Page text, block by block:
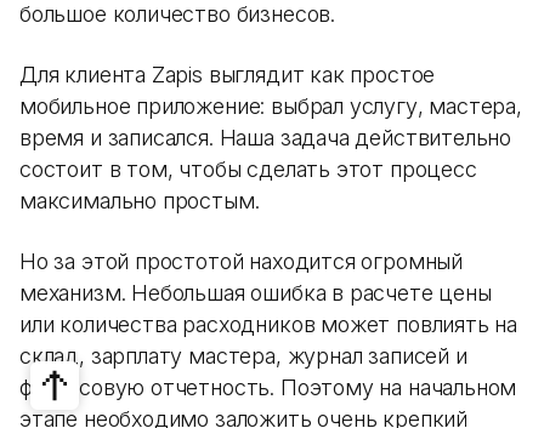
большое количество бизнесов.
Для клиента Zapis выглядит как простое
мобильное приложение: выбрал услугу, мастера,
время и записался. Наша задача действительно
состоит в том, чтобы сделать этот процесс
максимально простым.
Но за этой простотой находится огромный
механизм. Небольшая ошибка в расчете цены
или количества расходников может повлиять на
склад, зарплату мастера, журнал записей и
финансовую отчетность. Поэтому на начальном
этапе необходимо заложить очень крепкий